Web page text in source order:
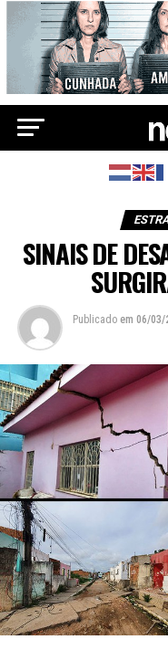
SINAIS DE
Publicado em 06/03/